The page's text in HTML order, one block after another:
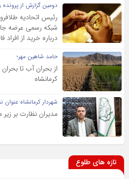
دومین گزارش از پرونده ویژه :طلای ۱۸
رئیس اتحادیه
شبکه رسمی عرضه
درباره خرید از
حامد شاهین مهر؛
از بحران آب تا
کرمانشاه
شهردار کرمانشاه عنوان
مدیران نظارت بر زیر
تازه های طلوع